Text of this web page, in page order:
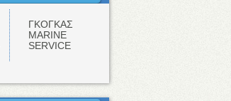
ΓΚΟΓΚΑΣ
ΜΑRINE
SERVICE